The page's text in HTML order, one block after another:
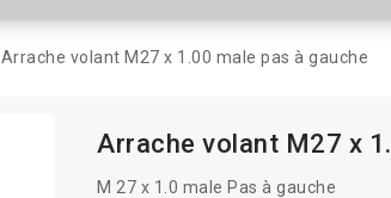
Arrache volant M27 x 1.00 male pas à gauche
Arrache volant M27 x
M 27 x 1.0 male Pas à gauche